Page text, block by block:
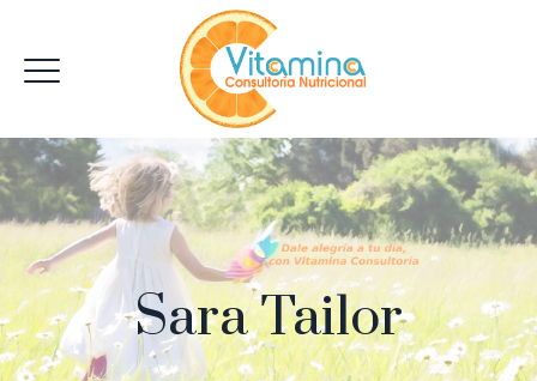
Sara Tailor